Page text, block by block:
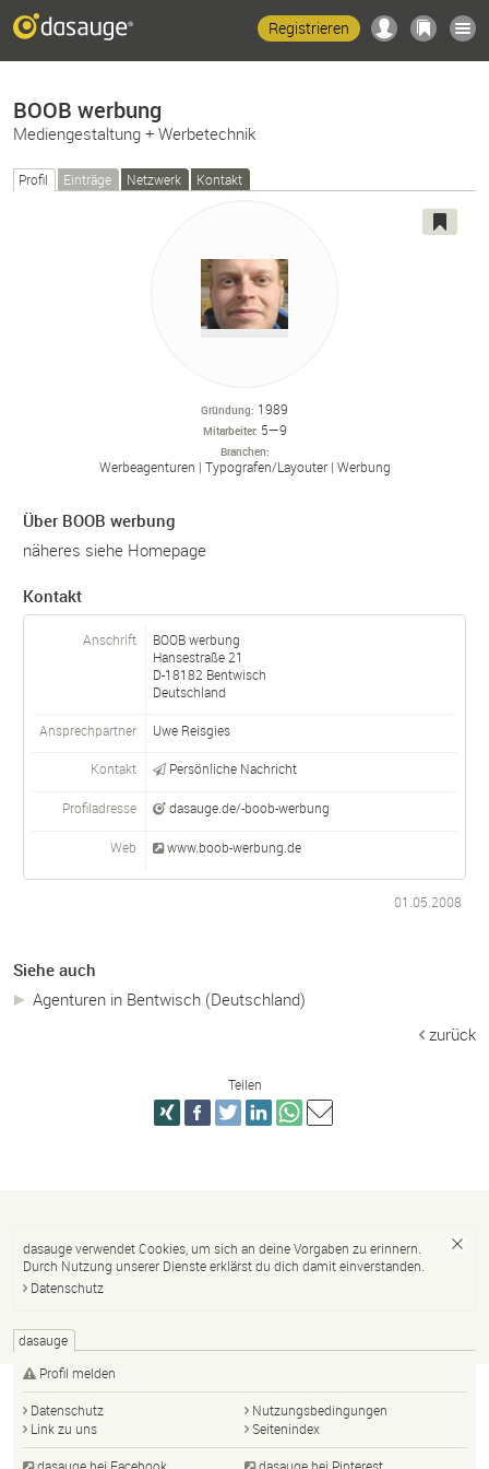
Registrieren
BOOB werbung
Mediengestaltung + Werbetechnik
Profil Einträge Netzwerk Kontakt
Gründung 1989
Mitarbeiter 5—9
Branchen
Werbeagenturen Typografen/Layouter Werbung
Über BOOB werbung
näheres siehe Homepage
Kontakt
Anschrift
BOOB werbung
Hansestraße 21
D-18182 Bentwisch
Deutschland
Ansprechpartner Uwe Reisgies
Kontakt Persönliche Nachricht
Profiladresse dasauge.de/-boob-werbung
Web www.boob-werbung.de
01.05.2008
Siehe auch
Agenturen in Bentwisch (Deutschland)
zurück
Teilen
dasauge verwendet Cookies, um sich an deine Vorgaben zu erinnern.
Durch Nutzung unserer Dienste erklärst du dich damit einverstanden.
Datenschutz
dasauge
Profil melden
Datenschutz
Nutzungsbedingungen
Link zu uns
Seitenindex
dasauge bei Facebook dasauge bei Pinterest